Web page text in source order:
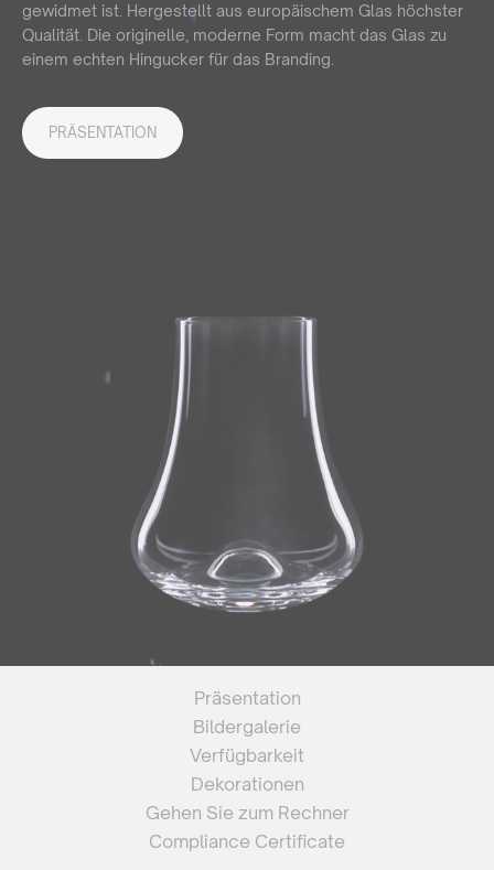
gewidmet ist. Hergestellt aus europäischem Glas höchster
Qualität. Die originelle, moderne Form macht das Glas zu
einem echten Hingucker für das Branding.
PRÄSENTATION
Präsentation
Bildergalerie
Verfügbarkeit
Dekorationen
Gehen Sie zum Rechner
Compliance Certificate